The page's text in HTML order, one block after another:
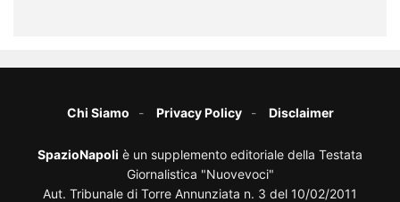
Chi Siamo Privacy Policy Disclaimer
SpazioNapoli è un supplemento editoriale della Testata
Giornalistica "Nuovevoci"
Aut. Tribunale di Torre Annunziata n. 3 del 10/02/2011